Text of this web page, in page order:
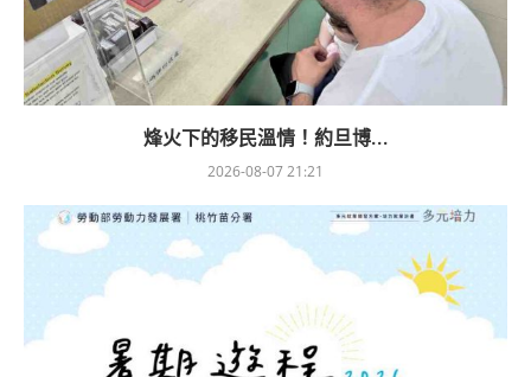
烽火下的移民溫情！約旦博...
2026-08-07 21:21